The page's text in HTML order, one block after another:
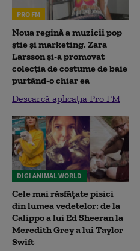
PRO FM
Noua regină a muzicii pop
știe și marketing. Zara
Larsson și-a promovat
colecția de costume de baie
purtând-o chiar ea
Descarcă aplicația Pro FM
DIGI ANIMAL WORLD
Cele mai răsfățate pisici
din lumea vedetelor: de la
Calippo a lui Ed Sheeran la
Meredith Grey a lui Taylor
Swift